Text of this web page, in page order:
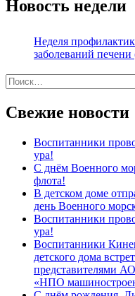
Новость недели
Неделя
заболеваний печени
Найти:
Свежие новости
Воспитанники
ура!
С днём Военного
флота!
В детском доме
день Военного
Воспитанники
ура!
Воспитанники
детского дома
представителями
«НПО